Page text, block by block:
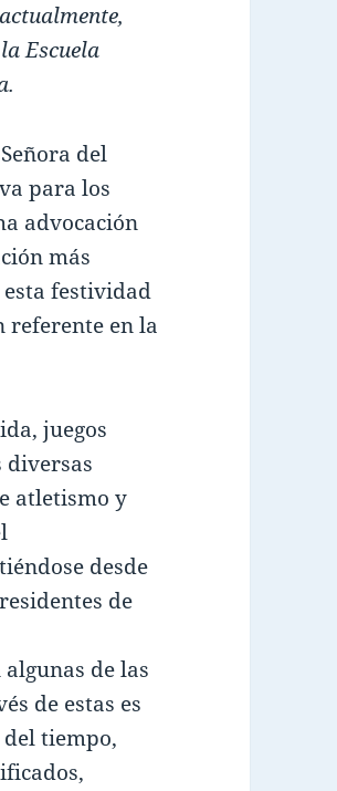
Escuela
del
para los
advocación
más
festividad
referente en la
juegos
diversas
atletismo y
desde
de
de las
de estas es
tiempo,